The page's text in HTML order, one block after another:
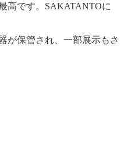
高です。SAKATANTOに
が保管され、一部展示もさ